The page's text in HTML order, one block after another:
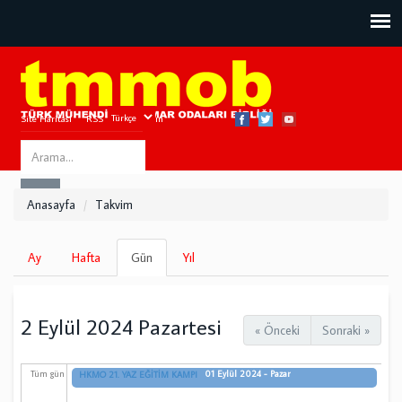
Site Haritası RSS Bize Ulaşın
Search
this
Anasayfa Takvim
Birincil
sekmeler
Ay Hafta Gün
sekme)
Yıl
« Önceki Sonraki »
2 Eylül 2024 Pazartesi
Tüm gün HKMO 21. YAZ EĞİTİM KAMPI 01 Eylül 2024 - Pazar